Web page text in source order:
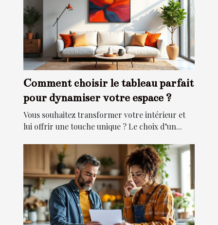
Comment choisir le tableau parfait
pour dynamiser votre espace ?
Vous souhaitez transformer votre intérieur et
lui offrir une touche unique ? Le choix d’un...